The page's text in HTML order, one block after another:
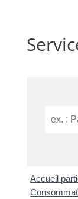
Accueil